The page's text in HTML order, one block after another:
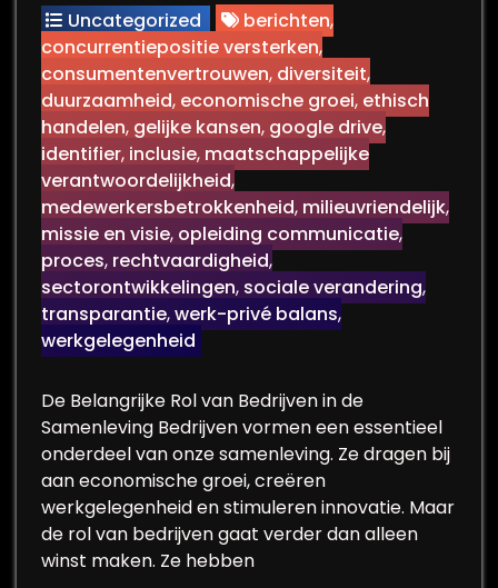
Uncategorized berichten,
concurrentiepositie versterken,
consumentenvertrouwen, diversiteit,
duurzaamheid, economische groei, ethisch
handelen, gelijke kansen, google drive,
identifier, inclusie, maatschappelijke
verantwoordelijkheid,
medewerkersbetrokkenheid, milieuvriendelijk,
missie en visie, opleiding communicatie,
proces, rechtvaardigheid,
sectorontwikkelingen, sociale verandering,
transparantie,werk-privé balans,
werkgelegenheid
De Belangrijke Rol van Bedrijven in de
Samenleving Bedrijven vormen een essentieel
onderdeel van onze samenleving. Ze dragen bij
aan economische groei, creëren
werkgelegenheid en stimuleren innovatie. Maar
de rol van bedrijven gaat verder dan alleen
winst maken. Ze hebben